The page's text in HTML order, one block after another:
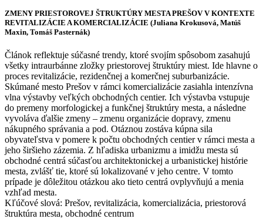
ZMENY PRIESTOROVEJ ŠTRUKTÚRY MESTA PREŠOV V KONTEXTE
REVITALIZÁCIE A KOMERCIALIZÁCIE (Juliana Krokusová, Matúš
Maxin, Tomáš Pasternák)
Článok reflektuje súčasné trendy, ktoré svojím spôsobom zasahujú
všetky intraurbánne zložky priestorovej štruktúry miest. Ide hlavne o
proces revitalizácie, rezidenčnej a komerčnej suburbanizácie.
Skúmané mesto Prešov v rámci komercializácie zasiahla intenzívna
vlna výstavby veľkých obchodných centier. Ich výstavba vstupuje
do premeny morfologickej a funkčnej štruktúry mesta, a následne
vyvoláva ďalšie zmeny – zmenu organizácie dopravy, zmenu
nákupného správania a pod. Otáznou zostáva kúpna sila
obyvateľstva v pomere k počtu obchodných centier v rámci mesta a
jeho širšieho zázemia. Z hľadiska urbanizmu a imidžu mesta sú
obchodné centrá súčasťou architektonickej a urbanistickej histórie
mesta, zvlášť tie, ktoré sú lokalizované v jeho centre. V tomto
prípade je dôležitou otázkou ako tieto centrá ovplyvňujú a menia
vzhľad mesta.
Kľúčové slová: Prešov, revitalizácia, komercializácia, priestorová
štruktúra mesta, obchodné centrum